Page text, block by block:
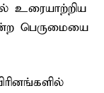
உரையாற்றிய
பெருமையை